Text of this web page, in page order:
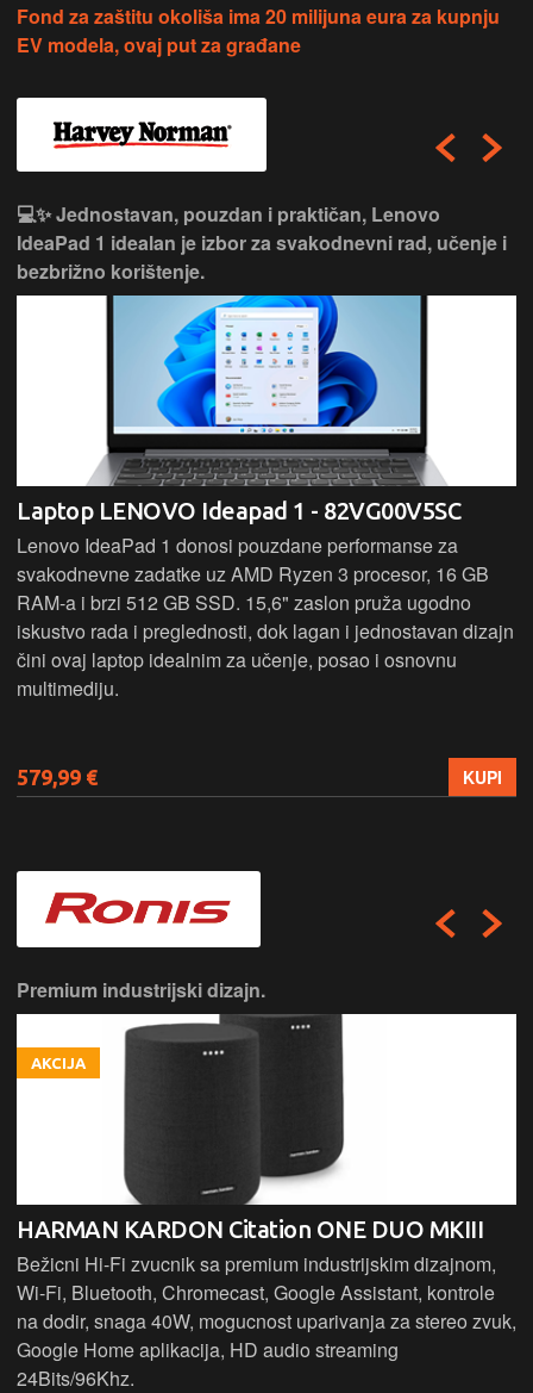
Fond za zaštitu okoliša ima 20 milijuna eura za kupnju
EV modela, ovaj put za građane
💻✨ Jednostavan, pouzdan i praktičan, Lenovo
IdeaPad 1 idealan je izbor za svakodnevni rad, učenje i
bezbrižno korištenje.
Laptop LENOVO Ideapad 1 - 82VG00V5SC
Lenovo IdeaPad 1 donosi pouzdane performanse za
svakodnevne zadatke uz AMD Ryzen 3 procesor, 16 GB
RAM-a i brzi 512 GB SSD. 15,6" zaslon pruža ugodno
iskustvo rada i preglednosti, dok lagan i jednostavan dizajn
čini ovaj laptop idealnim za učenje, posao i osnovnu
multimediju.
579,99 € KUPI
Premium industrijski dizajn.
AKCIJA
HARMAN KARDON Citation ONE DUO MKIII
Bežicni Hi-Fi zvucnik sa premium industrijskim dizajnom,
Wi-Fi, Bluetooth, Chromecast, Google Assistant, kontrole
na dodir, snaga 40W, mogucnost uparivanja za stereo zvuk,
Google Home aplikacija, HD audio streaming
24Bits/96Khz.